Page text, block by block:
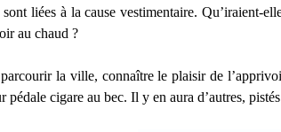
liées à la cause vestimentaire. Qu’iraient-
au chaud ?
parcourir la ville, connaître le plaisir de
pédale cigare au bec. Il y en aura d’autres,